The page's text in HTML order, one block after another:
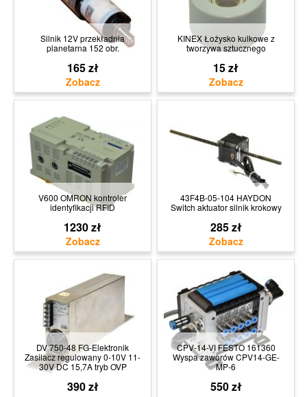
Silnik 12V przekładnia
planetarna 152 obr.
165 zł
KINEX Łożysko kulkowe z
tworzywa sztucznego
15 zł
V600 OMRON kontroler
identyfikacji RFID
1230 zł
43F4B-05-104 HAYDON
Switch aktuator silnik krokowy
285 zł
DV 750-48 FG-Elektronik
Zasilacz regulowany 0-10V 11-
30V DC 15,7A tryb OVP
390 zł
CPV-14-VI FESTO 161360
Wyspa zaworów CPV14-GE-
MP-6
550 zł